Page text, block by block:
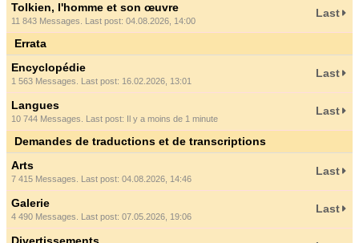
Tolkien, l'homme et son œuvre
11 843 Messages. Last post: 04.08.2026, 14:00
Last
Errata
Encyclopédie
1 563 Messages. Last post: 16.02.2026, 13:01
Last
Langues
10 744 Messages. Last post: Il y a moins de 1 minute
Last
Demandes de traductions et de transcriptions
Arts
7 415 Messages. Last post: 04.08.2026, 14:46
Last
Galerie
4 490 Messages. Last post: 07.05.2026, 19:06
Last